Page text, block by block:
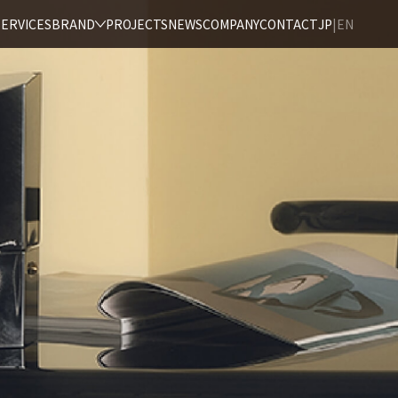
BRAND
雨晴/AMAHARE
MERIDIANI
GERVASONI
DRAGA & AUREL
MOHEBBAN
PROJECTSNEWSCOMPANYCONTACTJP|EN